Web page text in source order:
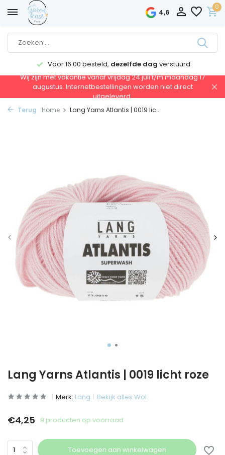
4,6
0
Voor 16:00 besteld, dezelfde dag verstuurd
Wij zijn met vakantie vanaf vrijdag 24 juli t/m maandag 17
augustus. Internetbestellingen worden niet direct
uitgeleverd.
Terug Home Lang Yarns Atlantis | 0019 lic...
Lang Yarns Atlantis | 0019 licht roze
Merk: Lang Bekijk alles Wol
€4,25 9 producten op voorraad
Toevoegen aan winkelwagen